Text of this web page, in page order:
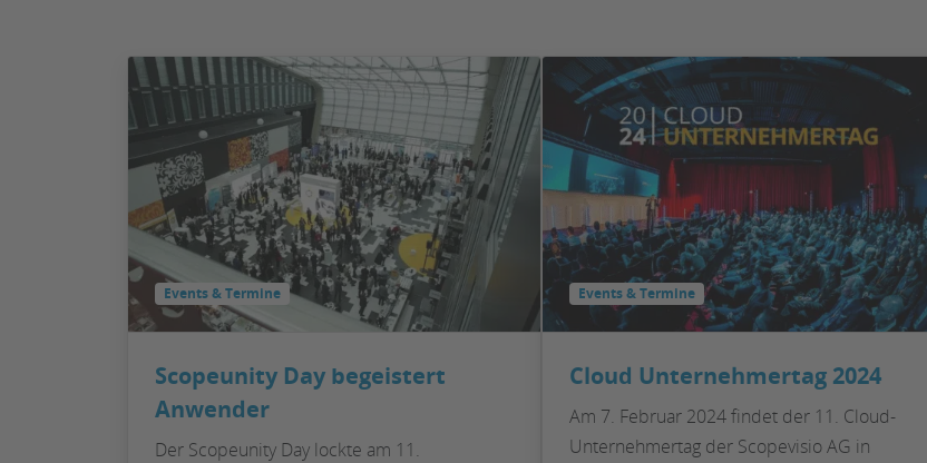
Events & Termine
Scopeunity Day begeistert
Anwender
Der Scopeunity Day lockte am 11.
Events & Termine
Cloud Unternehmertag 2024
Am 7. Februar 2024 findet der 11. Cloud-
Unternehmertag der Scopevisio AG in